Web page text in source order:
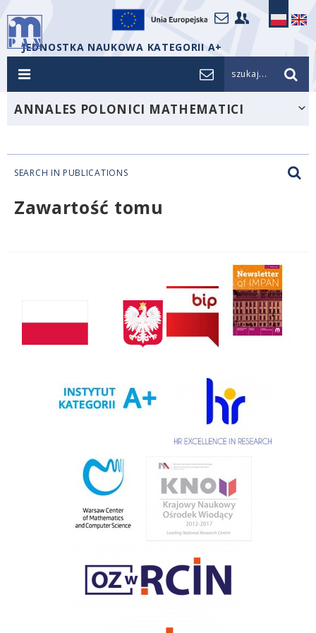
JEDNOSTKA NAUKOWA KATEGORII A+
szukaj...
ANNALES POLONICI MATHEMATICI
SEARCH IN PUBLICATIONS
Zawartość tomu